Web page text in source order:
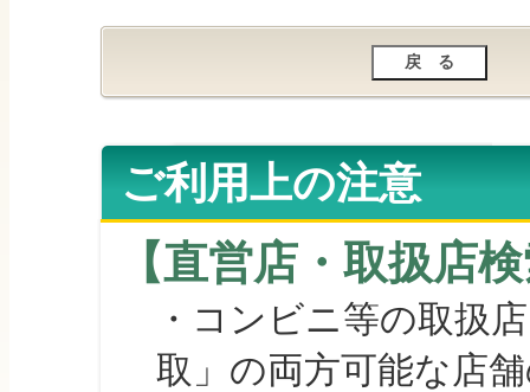
ご利用上の注意
【直営店・取扱店
・コンビニ等の取扱
取」の両方可能な店